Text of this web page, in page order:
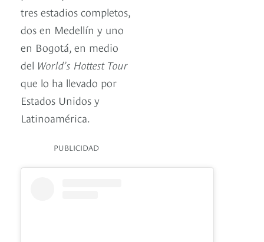
tres estadios completos,
dos en Medellín y uno
en Bogotá, en medio
del World’s Hottest Tour
que lo ha llevado por
Estados Unidos y
Latinoamérica.
PUBLICIDAD